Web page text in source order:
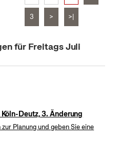
3
> >|
für Freitags Juli
Deutz, 3. Änderung
Planung und geben Sie eine